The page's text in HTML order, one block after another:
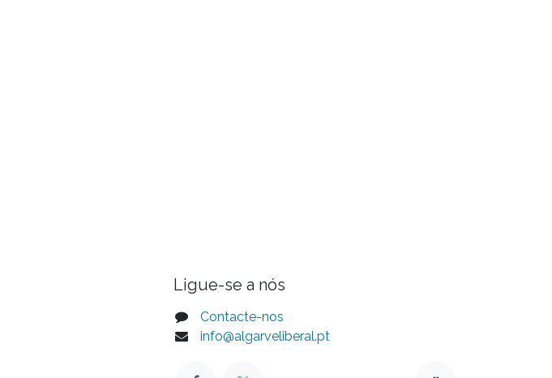
Ligue-se a nós
Contacte-nos
info@algarveliberal.pt